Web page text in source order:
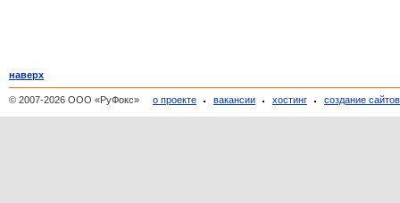
наверх
© 2007-2026 ООО «РуФокс» о проекте вакансии хостинг создание сайтов